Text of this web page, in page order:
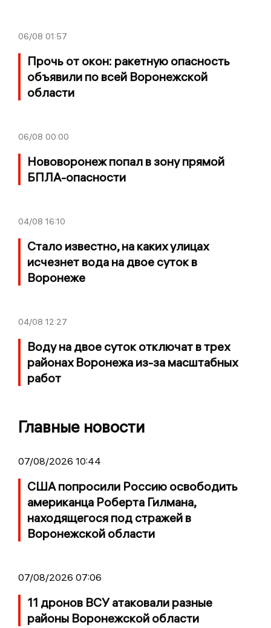
06/08 01:57
Прочь от окон: ракетную опасность
объявили по всей Воронежской
области
06/08 00:00
Нововоронеж попал в зону прямой
БПЛА-опасности
04/08 16:10
Стало известно, на каких улицах
исчезнет вода на двое суток в
Воронеже
04/08 12:27
Воду на двое суток отключат в трех
районах Воронежа из-за масштабных
работ
Главные новости
07/08/2026 10:44
США попросили Россию освободить
американца Роберта Гилмана,
находящегося под стражей в
Воронежской области
07/08/2026 07:06
11 дронов ВСУ атаковали разные
районы Воронежской области